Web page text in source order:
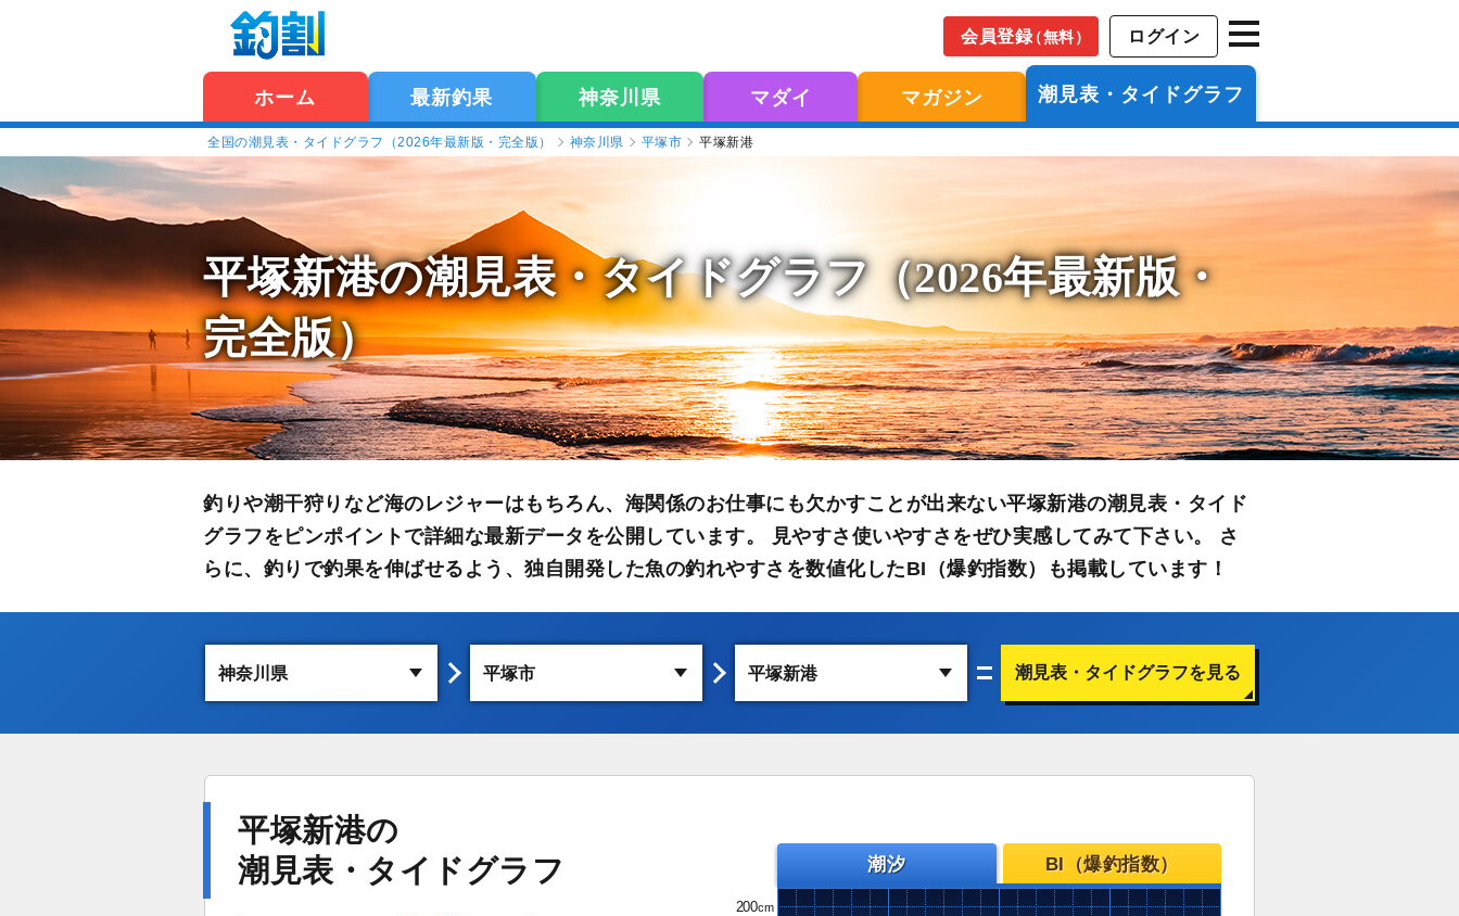
会員登録（無料） ログイン
ホーム 最新釣果 神奈川県 マダイ マガジン 潮見表・タイドグラフ
全国の潮見表・タイドグラフ（2026年最新版・完全版） 神奈川県 平塚市 平塚新港
平塚新港の潮見表・タイドグラフ（2026年最新版・
完全版）
釣りや潮干狩りなど海のレジャーはもちろん、海関係のお仕事にも欠かすことが出来ない平塚新港の潮見表・タイド
グラフをピンポイントで詳細な最新データを公開しています。 見やすさ使いやすさをぜひ実感してみて下さい。 さ
らに、釣りで釣果を伸ばせるよう、独自開発した魚の釣れやすさを数値化したBI（爆釣指数）も掲載しています！
潮見表・タイドグラフを見る
平塚新港の
潮見表・タイドグラフ
潮汐 BI（爆釣指数）
200